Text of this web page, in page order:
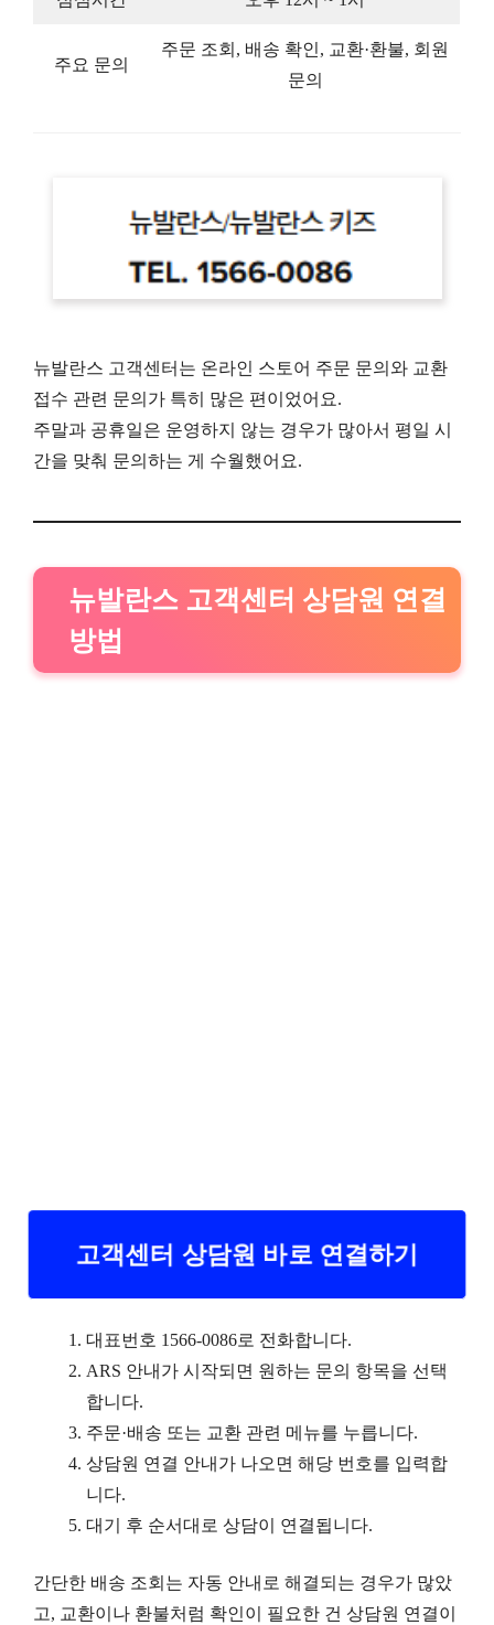
주요 문의
주문 조회, 배송 확인, 교환·환불, 회원
문의
뉴발란스 고객센터는 온라인 스토어 주문 문의와 교환
접수 관련 문의가 특히 많은 편이었어요.
주말과 공휴일은 운영하지 않는 경우가 많아서 평일 시
간을 맞춰 문의하는 게 수월했어요.
뉴발란스 고객센터 상담원 연결
방법
고객센터 상담원 바로 연결하기
대표번호 1566-0086로 전화합니다.
ARS 안내가 시작되면 원하는 문의 항목을 선택
합니다.
주문·배송 또는 교환 관련 메뉴를 누릅니다.
상담원 연결 안내가 나오면 해당 번호를 입력합
니다.
대기 후 순서대로 상담이 연결됩니다.
간단한 배송 조회는 자동 안내로 해결되는 경우가 많았
고, 교환이나 환불처럼 확인이 필요한 건 상담원 연결이